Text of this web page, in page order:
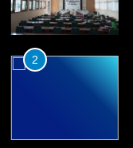
2